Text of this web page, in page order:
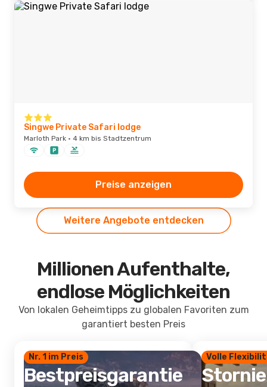
Singwe Private Safari lodge
Marloth Park · 4 km bis Stadtzentrum
Preise anzeigen
Weitere Angebote entdecken
Millionen Aufenthalte,
endlose Möglichkeiten
Von lokalen Geheimtipps zu globalen Favoriten zum
garantiert besten Preis
Nr. 1 im Preis
Bestpreisgarantie
Volle